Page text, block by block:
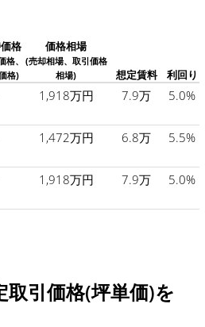
格
格、
格)
価格相場
(売却相場、取引価格
相場)
想定賃料 利回り
1,918万円 7.9万 5.0%
1,472万円 6.8万 5.5%
1,918万円 7.9万 5.0%
取引価格(坪単価)を